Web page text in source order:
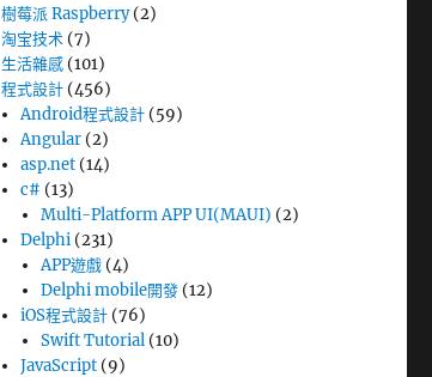
樹莓派 Raspberry(2)
淘宝技术 (7)
生活雜感 (101)
程式設計 (456)
Android程式設計 (59)
Angular (2)
asp.net (14)
c# (13)
Multi-Platform APP UI(MAUI) (2)
Delphi (231)
APP遊戲(4)
Delphi mobile開發(12)
iOS程式設計 (76)
Swift Tutorial(10)
JavaScript (9)